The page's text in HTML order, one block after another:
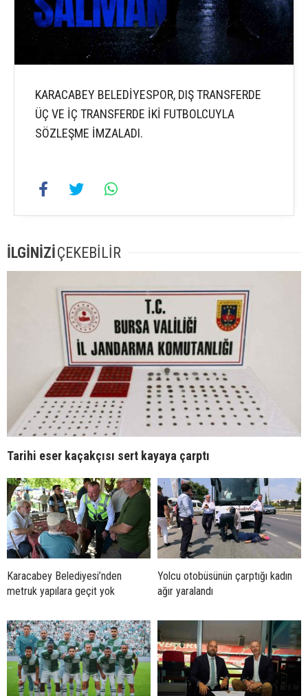
KARACABEY BELEDİYESPOR, DIŞ TRANSFERDE
ÜÇ VE İÇ TRANSFERDE İKİ FUTBOLCUYLA
SÖZLEŞME İMZALADI.
İLGİNİZİÇEKEBİLİR
Tarihi eser kaçakçısı sert kayaya çarptı
Karacabey Belediyesi’nden
metruk yapılara geçit yok
Yolcu otobüsünün çarptığı kadın
ağır yaralandı